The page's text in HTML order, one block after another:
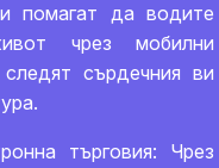
помагат да водите
чрез мобилни
сърдечния ви
търговия: Чрез